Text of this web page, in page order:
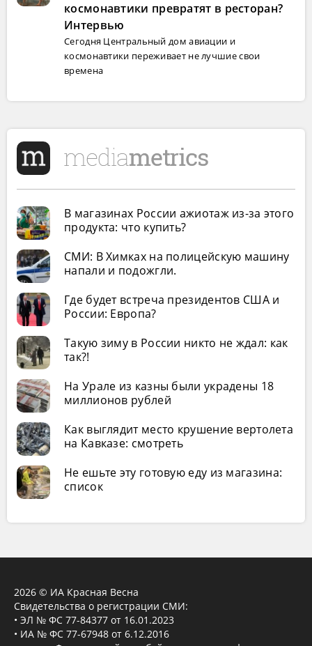
космонавтики превратят в ресторан?
Интервью
Сегодня Центральный дом авиации и
космонавтики переживает не лучшие свои
времена
В магазинах России ажиотаж из-за этого
продукта: что купить?
СМИ: В Химках на полицейскую машину
напали и подожгли.
Где будет встреча президентов США и
России: Европа?
Такую зиму в России никто не ждал: как
так?!
На Урале из казны были украдены 18
миллионов рублей
Как выглядит место крушение вертолета
на Кавказе: смотреть
Не ешьте эту готовую еду из магазина:
список
2026 © ИА Красная Весна
Свидетельства о регистрации СМИ:
• ЭЛ № ФС 77-84377 от 16.01.2023
• ИА № ФС 77-67948 от 6.12.2016